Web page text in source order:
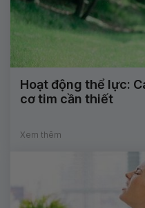
Hoạt động thể lực:
cơ tim cần thiết
Xem thêm